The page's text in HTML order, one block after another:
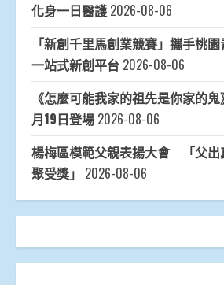
化身一日醫護 2026-08-06
「新創千里馬創業競賽」攜手桃
一站式新創平台 2026-08-06
《怎麼可能我家的祖先是你家的
月19日登場 2026-08-06
楊梅區模範父親表揚大會 「父出
聚受獎」 2026-08-06